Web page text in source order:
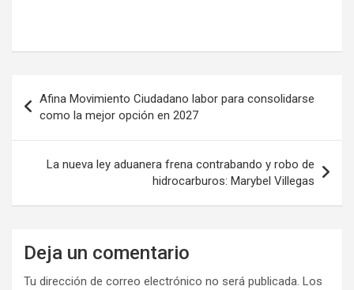
de
entradas
Afina Movimiento Ciudadano labor para consolidarse
como la mejor opción en 2027
La nueva ley aduanera frena contrabando y robo de
hidrocarburos: Marybel Villegas
Deja un comentario
Tu dirección de correo electrónico no será publicada. Los